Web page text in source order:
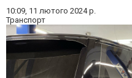
10:09, 11 лютого 2024 р.
Транспорт